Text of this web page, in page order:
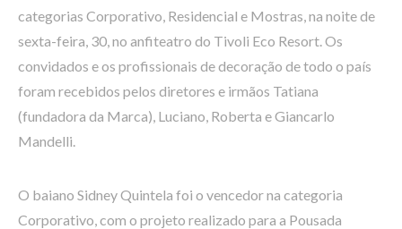
categorias Corporativo, Residencial e Mostras, na noite de
sexta-feira, 30, no anfiteatro do Tivoli Eco Resort. Os
convidados e os profissionais de decoração de todo o país
foram recebidos pelos diretores e irmãos Tatiana
(fundadora da Marca), Luciano, Roberta e Giancarlo
Mandelli.
O baiano Sidney Quintela foi o vencedor na categoria
Corporativo, com o projeto realizado para a Pousada